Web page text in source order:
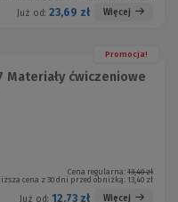
Już od: 23,69 zł Więcej
Promocja!
Materiały ćwiczeniowe
Cena regularna: 13,40 zł
cena z 30 dni przed obniżką:13,40 zł
Już od: 12,73 zł Więcej